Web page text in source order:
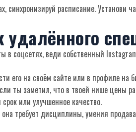
синхронизируй расписание.
в соцсетях, веди собственный
его на своём сайте или в профиле
ты заметил, что в твоей нише цены
или улучшенное качество.
требует дисциплины, умения